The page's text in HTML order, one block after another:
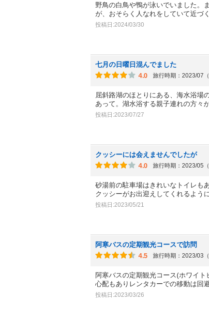
野鳥の白鳥や鴨が泳いでいました。
が、おそらく人なれをしていて近づ
投稿日:2024/03/30
七月の日曜日混んでました
4.0
旅行時期：2023/07（
屈斜路湖のほとりにある、海水浴場
あって。湖水浴する親子連れの方々
投稿日:2023/07/27
クッシーには会えませんでしたが
4.0
旅行時期：2023/05（
砂湯前の駐車場はきれいなトイレも
クッシーがお出迎えしてくれるよう
投稿日:2023/05/21
阿寒バスの定期観光コースで訪問
4.5
旅行時期：2023/03（
阿寒バスの定期観光コース(ホワイ
心配もありレンタカーでの移動は回
投稿日:2023/03/26